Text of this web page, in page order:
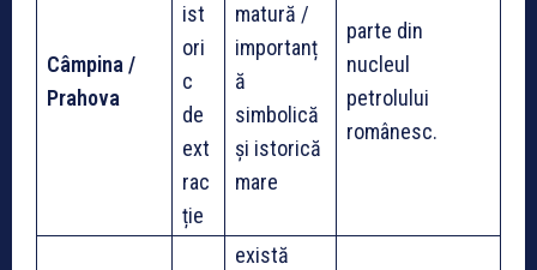
Câmpina /
Prahova
ist
ori
c
de
ext
rac
ție
matură /
importanț
ă
simbolică
și istorică
mare
parte din
nucleul
petrolului
românesc.
există